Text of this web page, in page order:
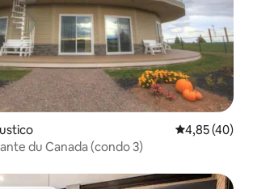
Note
4,85 (40)
du Canada (condo 3)